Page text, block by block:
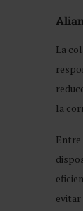
La
la
Entre